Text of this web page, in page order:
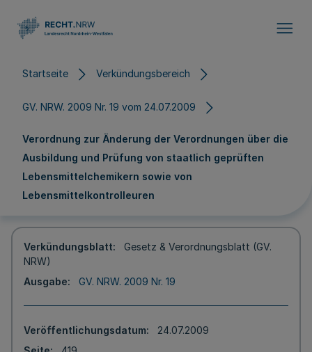
Startseite Verkündungsbereich
GV. NRW. 2009 Nr. 19 vom 24.07.2009
Verordnung zur Änderung der Verordnungen über die
Ausbildung und Prüfung von staatlich geprüften
Lebensmittelchemikern sowie von
Lebensmittelkontrolleuren
Verkündungsblatt
Gesetz & Verordnungsblatt (GV.
NRW)
Ausgabe
GV. NRW. 2009 Nr. 19
Veröffentlichungsdatum
24.07.2009